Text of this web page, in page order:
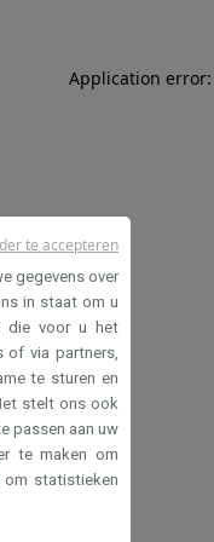
Application
gegevens over
in staat om u
die voor u het
of via partners,
te sturen en
stelt ons ook
passen aan uw
te maken om
om statistieken
te accepteren